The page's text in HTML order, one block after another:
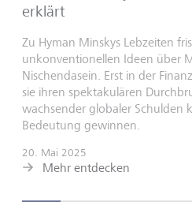
erklärt
Zu Hyman Minskys Lebzeiten
unkonventionellen Ideen über
Nischendasein. Erst in der
sie ihren spektakulären
wachsender globaler Schulden
Bedeutung gewinnen.
20. Mai 2025
Mehr entdecken